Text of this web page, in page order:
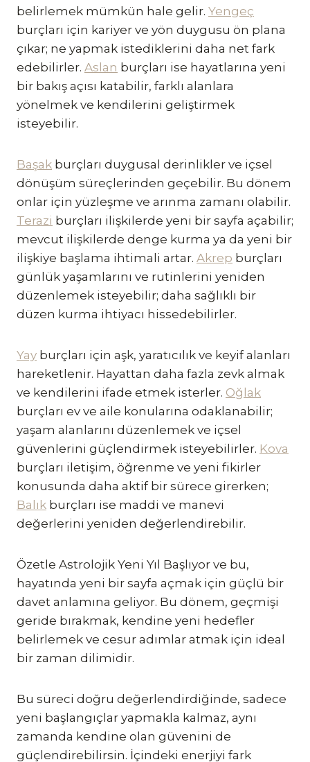
belirlemek mümkün hale gelir. Yengeç
burçları için kariyer ve yön duygusu ön plana
çıkar; ne yapmak istediklerini daha net fark
edebilirler. Aslan burçları ise hayatlarına yeni
bir bakış açısı katabilir, farklı alanlara
yönelmek ve kendilerini geliştirmek
isteyebilir.
Başak burçları duygusal derinlikler ve içsel
dönüşüm süreçlerinden geçebilir. Bu dönem
onlar için yüzleşme ve arınma zamanı olabilir.
Terazi burçları ilişkilerde yeni bir sayfa açabilir;
mevcut ilişkilerde denge kurma ya da yeni bir
ilişkiye başlama ihtimali artar. Akrep burçları
günlük yaşamlarını ve rutinlerini yeniden
düzenlemek isteyebilir; daha sağlıklı bir
düzen kurma ihtiyacı hissedebilirler.
Yay burçları için aşk, yaratıcılık ve keyif alanları
hareketlenir. Hayattan daha fazla zevk almak
ve kendilerini ifade etmek isterler. Oğlak
burçları ev ve aile konularına odaklanabilir;
yaşam alanlarını düzenlemek ve içsel
güvenlerini güçlendirmek isteyebilirler. Kova
burçları iletişim, öğrenme ve yeni fikirler
konusunda daha aktif bir sürece girerken;
Balık burçları ise maddi ve manevi
değerlerini yeniden değerlendirebilir.
Özetle Astrolojik Yeni Yıl Başlıyor ve bu,
hayatında yeni bir sayfa açmak için güçlü bir
davet anlamına geliyor. Bu dönem, geçmişi
geride bırakmak, kendine yeni hedefler
belirlemek ve cesur adımlar atmak için ideal
bir zaman dilimidir.
Bu süreci doğru değerlendirdiğinde, sadece
yeni başlangıçlar yapmakla kalmaz, aynı
zamanda kendine olan güvenini de
güçlendirebilirsin. İçindeki enerjiyi fark